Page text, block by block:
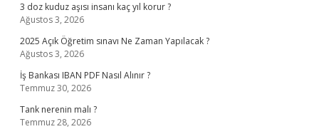
3 doz kuduz aşısı insanı kaç yıl korur ?
Ağustos 3, 2026
2025 Açık Öğretim sınavı Ne Zaman Yapılacak ?
Ağustos 3, 2026
İş Bankası IBAN PDF Nasıl Alınır ?
Temmuz 30, 2026
Tank nerenin malı ?
Temmuz 28, 2026